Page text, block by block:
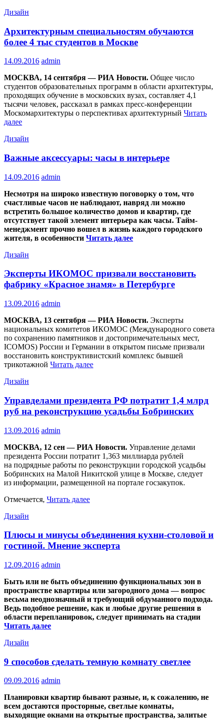
Дизайн
Архитектурным специальностям обучаются
более 4 тыс студентов в Москве
14.09.2016 admin
МОСКВА, 14 сентября — РИА Новости. Общее число
студентов образовательных программ в области архитектуры,
проходящих обучение в московских вузах, составляет 4,1
тысячи человек, рассказал в рамках пресс-конференции
Москомархитектуры о перспективах архитектурный Читать
далее
Дизайн
Важные аксессуары: часы в интерьере
14.09.2016 admin
Несмотря на широко известную поговорку о том, что
счастливые часов не наблюдают, навряд ли можно
встретить большое количество домов и квартир, где
отсутствует такой элемент интерьера как часы. Тайм-
менеджмент прочно вошел в жизнь каждого городского
жителя, в особенности Читать далее
Дизайн
Эксперты ИКОМОС призвали восстановить
фабрику «Красное знамя» в Петербурге
13.09.2016 admin
МОСКВА, 13 сентября — РИА Новости. Эксперты
национальных комитетов ИКОМОС (Международного совета
по сохранению памятников и достопримечательных мест,
ICOMOS) России и Германии в открытом письме призвали
восстановить конструктивистский комплекс бывшей
трикотажной Читать далее
Дизайн
Управделами президента РФ потратит 1,4 млрд
руб на реконструкцию усадьбы Бобринских
13.09.2016 admin
МОСКВА, 12 сен — РИА Новости. Управление делами
президента России потратит 1,363 миллиарда рублей
на подрядные работы по реконструкции городской усадьбы
Бобринских на Малой Никитской улице в Москве, следует
из информации, размещенной на портале госзакупок.
Отмечается, Читать далее
Дизайн
Плюсы и минусы объединения кухни-столовой и
гостиной. Мнение эксперта
12.09.2016 admin
Быть или не быть объединению функциональных зон в
пространстве квартиры или загородного дома — вопрос
весьма неоднозначный и требующий обдуманного подхода.
Ведь подобное решение, как и любые другие решения в
области перепланировок, следует принимать на стадии
Читать далее
Дизайн
9 способов сделать темную комнату светлее
09.09.2016 admin
Планировки квартир бывают разные, и, к сожалению, не
всем достаются просторные, светлые комнаты,
выходящие окнами на открытые пространства, залитые